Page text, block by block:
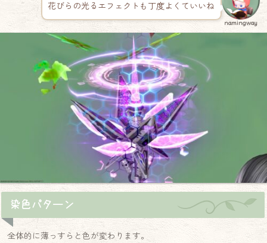
花びらの光るエフェクトも丁度よくていいね
namingway
染色パターン
全体的に薄っすらと色が変わります。